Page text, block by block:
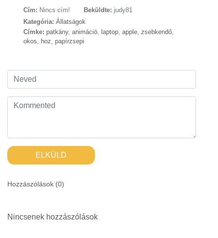
Cím: Nincs cím! Beküldte: judy81
Kategória: Állatságok
Címke: patkány, animáció, laptop, apple, zsebkendő,
okos, hoz, papírzsepi
ELKÜLD
Hozzászólások (0)
Nincsenek hozzászólások